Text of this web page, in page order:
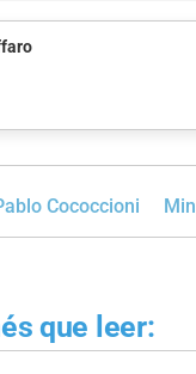
Cococcioni
que leer: